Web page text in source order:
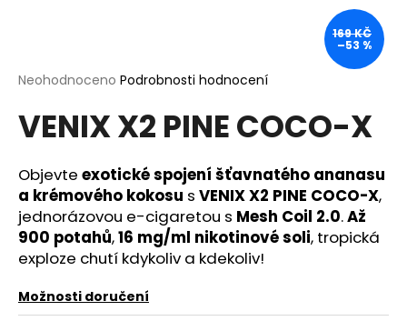
Průměrné
produktu
je
z
5
hvězdiček.
Neohodnoceno Podrobnosti hodnocení
VENIX X2 PINE COCO-X
Objevte exotické spojení šťavnatého ananasu
a krémového kokosu s VENIX X2 PINE COCO-X,
jednorázovou e-cigaretou s Mesh Coil 2.0.Až
900 potahů,16 mg/ml nikotinové soli, tropická
exploze chutí kdykoliv a kdekoliv!
Možnosti doručení
169 KČ
–53 %
í
t
?
HLEDAT
D
o